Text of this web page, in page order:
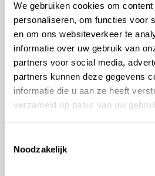
We gebruiken cookies om
personaliseren, om functies voor
en om ons websiteverkeer te
informatie over uw gebruik van
partners voor social media,
partners kunnen deze gegevens
informatie die u aan ze heeft
verzameld op basis van uw
Noodzakelijk
Download
03-07-2023
Actualisatie Kerndoelen: meer
Download
Download